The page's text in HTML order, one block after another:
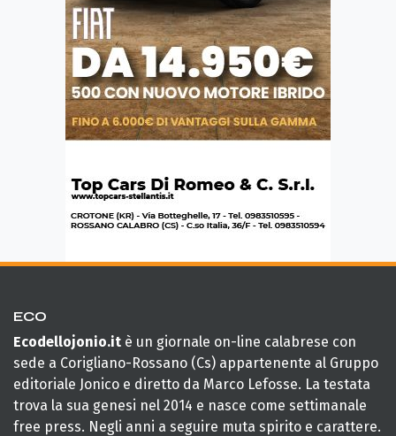
ECO
Ecodellojonio.it è un giornale on-line calabrese con
sede a Corigliano-Rossano (Cs) appartenente al Gruppo
editoriale Jonico e diretto da Marco Lefosse. La testata
trova la sua genesi nel 2014 e nasce come settimanale
free press. Negli anni a seguire muta spirito e carattere.